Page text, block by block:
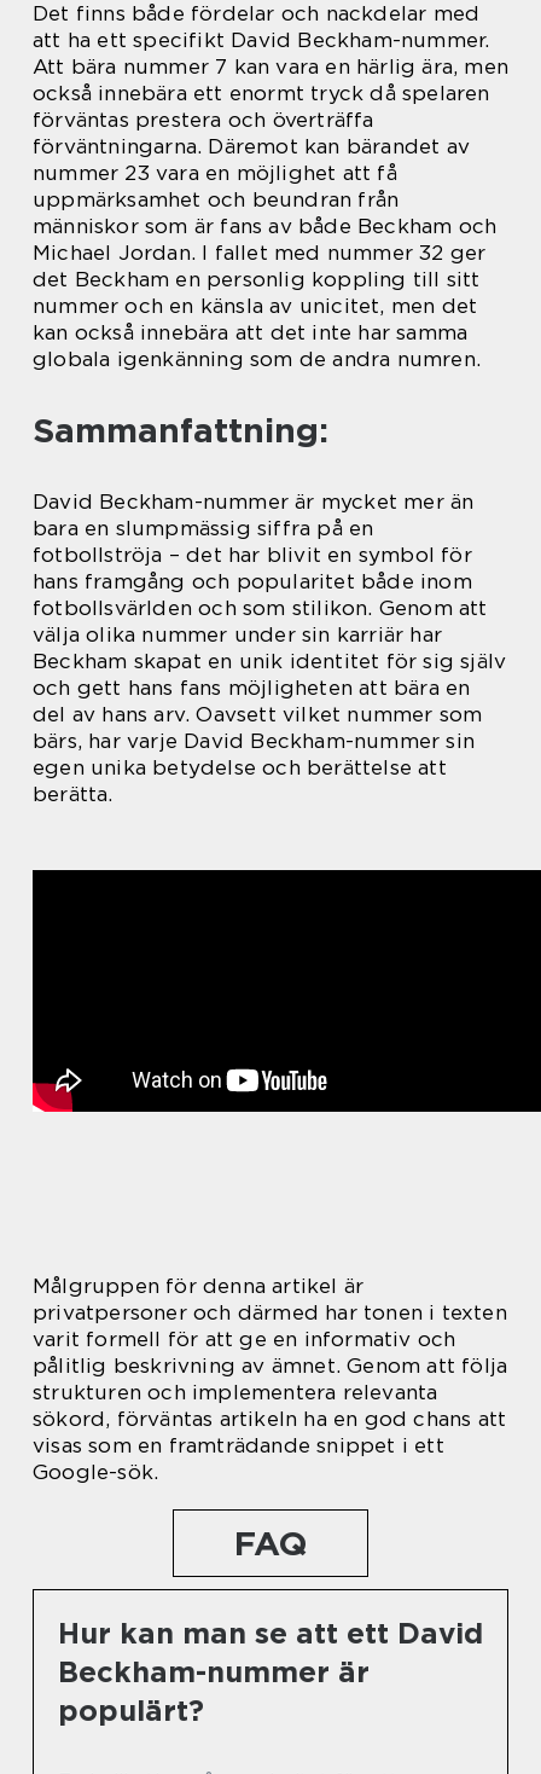
Det finns både fördelar och nackdelar med
att ha ett specifikt David Beckham-nummer.
Att bära nummer 7 kan vara en härlig ära, men
också innebära ett enormt tryck då spelaren
förväntas prestera och överträffa
förväntningarna. Däremot kan bärandet av
nummer 23 vara en möjlighet att få
uppmärksamhet och beundran från
människor som är fans av både Beckham och
Michael Jordan. I fallet med nummer 32 ger
det Beckham en personlig koppling till sitt
nummer och en känsla av unicitet, men det
kan också innebära att det inte har samma
globala igenkänning som de andra numren.
Sammanfattning:
David Beckham-nummer är mycket mer än
bara en slumpmässig siffra på en
fotbollströja – det har blivit en symbol för
hans framgång och popularitet både inom
fotbollsvärlden och som stilikon. Genom att
välja olika nummer under sin karriär har
Beckham skapat en unik identitet för sig själv
och gett hans fans möjligheten att bära en
del av hans arv. Oavsett vilket nummer som
bärs, har varje David Beckham-nummer sin
egen unika betydelse och berättelse att
berätta.
Målgruppen för denna artikel är
privatpersoner och därmed har tonen i texten
varit formell för att ge en informativ och
pålitlig beskrivning av ämnet. Genom att följa
strukturen och implementera relevanta
sökord, förväntas artikeln ha en god chans att
visas som en framträdande snippet i ett
Google-sök.
FAQ
Hur kan man se att ett David
Beckham-nummer är
populärt?